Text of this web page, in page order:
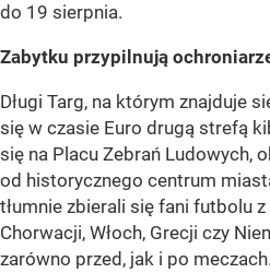
do 19 sierpnia.
Zabytku przypilnują
Długi Targ, na którym znajduje
się w czasie Euro drugą strefą
się na Placu Zebrań Ludowych,
od historycznego centrum
tłumnie zbierali się fani futbolu
Chorwacji, Włoch, Grecji czy
zarówno przed, jak i po